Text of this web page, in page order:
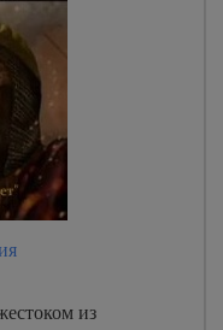
из